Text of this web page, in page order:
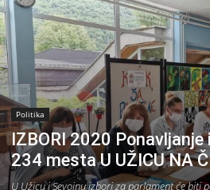
Politika
IZBORI 2020 Ponavljanje
234 mesta U UŽICU NA
U Užicu i Sevojnu izbori za parlament će biti